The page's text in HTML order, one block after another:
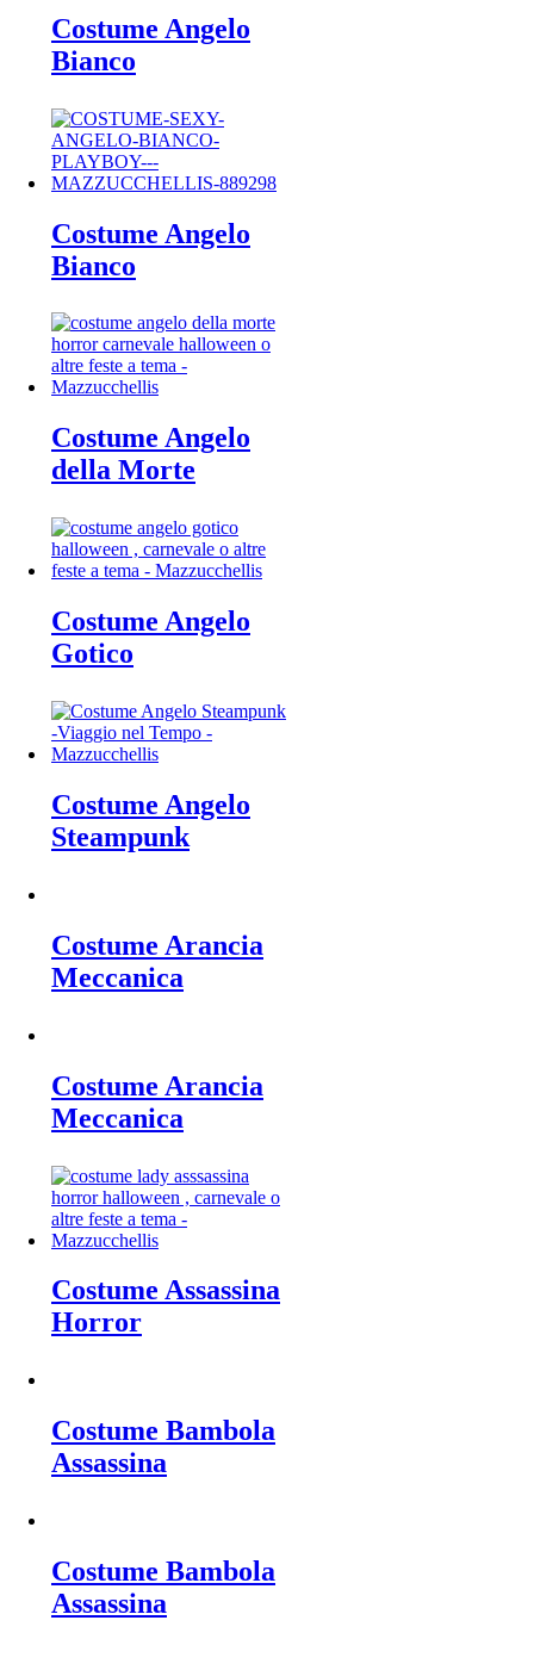
Costume Angelo
Bianco
Costume Angelo
Bianco
Costume Angelo
della Morte
Costume Angelo
Gotico
Costume Angelo
Steampunk
Costume Arancia
Meccanica
Costume Arancia
Meccanica
Costume Assassina
Horror
Costume Bambola
Assassina
Costume Bambola
Assassina